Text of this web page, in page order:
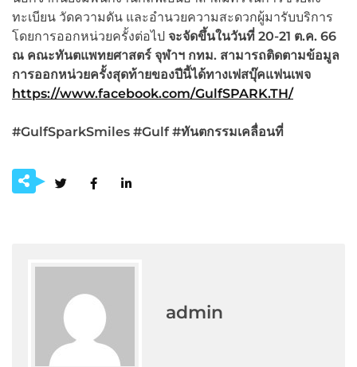
ทะเบียน วัดความดัน และอำนวยความสะดวกผู้มารับบริการ
โดยการออกหน่วยครั้งต่อไป จะจัดขึ้นในวันที่ 20-21 ต.ค. 66
ณ คณะทันตแพทยศาสตร์ จุฬาฯ กทม. สามารถติดตามข้อมูล
การออกหน่วยครั้งสุดท้ายของปีนี้ได้ทางเฟสบุ๊คแฟนเพจ
https://www.facebook.com/GulfSPARK.TH/
#GulfSparkSmiles #Gulf #ทันตกรรมเคลื่อนที่
admin